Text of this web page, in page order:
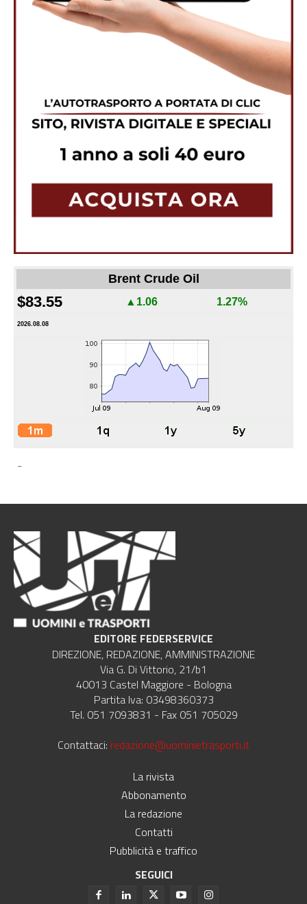
Brent Crude Oil
$83.55 ▲1.06 1.27%
2026.08.08
-
EDITORE FEDERSERVICE
DIREZIONE, REDAZIONE, AMMINISTRAZIONE
Via G. Di Vittorio, 21/b1
40013 Castel Maggiore - Bologna
Partita Iva: 03498360373
Tel. 051 7093831 - Fax 051 705029
Contattaci: redazione@uominietrasporti.it
La rivista
Abbonamento
La redazione
Contatti
Pubblicità e traffico
SEGUICI